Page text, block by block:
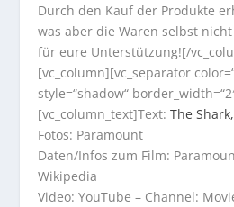
Durch den Kauf der Produkte
was aber die Waren selbst
für eure Unterstützung![/
[vc_column][vc_separator
style=“shadow“
[vc_column_text]Text:The Shark,
Fotos: Paramount
Daten/Infos zum Film:
Wikipedia
Video: YouTube – Channel: